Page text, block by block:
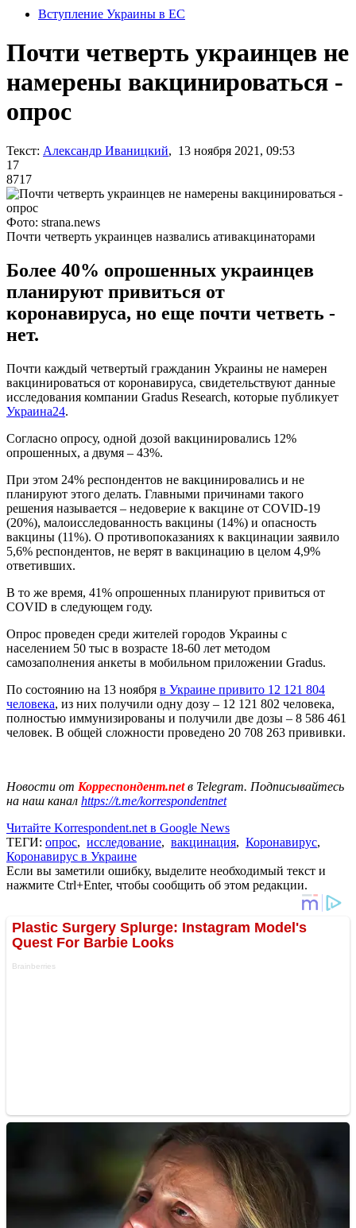
Вступление Украины в ЕС
Почти четверть украинцев не
намерены вакцинироваться -
опрос
Текст: Александр Иваницкий, 13 ноября 2021, 09:53
17
8717
Фото: strana.news
Почти четверть украинцев назвались ативакцинаторами
Более 40% опрошенных украинцев
планируют привиться от
коронавируса, но еще почти четветь -
нет.
Почти каждый четвертый гражданин Украины не намерен
вакцинироваться от коронавируса, свидетельствуют данные
исследования компании Gradus Research, которые публикует
Украина24.
Согласно опросу, одной дозой вакцинировались 12%
опрошенных, а двумя – 43%.
При этом 24% респондентов не вакцинировались и не
планируют этого делать. Главными причинами такого
решения называется – недоверие к вакцине от COVID-19
(20%), малоисследованность вакцины (14%) и опасность
вакцины (11%). О противопоказаниях к вакцинации заявило
5,6% респондентов, не верят в вакцинацию в целом 4,9%
ответивших.
В то же время, 41% опрошенных планируют привиться от
COVID в следующем году.
Опрос проведен среди жителей городов Украины с
населением 50 тыс в возрасте 18-60 лет методом
самозаполнения анкеты в мобильном приложении Gradus.
По состоянию на 13 ноября в Украине привито 12 121 804
человека, из них получили одну дозу – 12 121 802 человека,
полностью иммунизированы и получили две дозы – 8 586 461
человек. В общей сложности проведено 20 708 263 прививки.
Новости от Корреспондент.netв Telegram. Подписывайтесь
на наш канал https://t.me/korrespondentnet
Читайте Korrespondent.net в Google News
ТЕГИ: опрос, исследование, вакцинация, Коронавирус,
Коронавирус в Украине
Если вы заметили ошибку, выделите необходимый текст и
нажмите Ctrl+Enter, чтобы сообщить об этом редакции.